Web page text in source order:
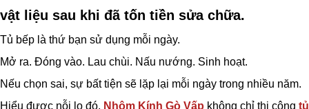
vật liệu sau khi đã tốn tiền sửa chữa.
Tủ bếp là thứ bạn sử dụng mỗi ngày.
Mở ra. Đóng vào. Lau chùi. Nấu nướng. Sinh hoạt.
Nếu chọn sai, sự bất tiện sẽ lặp lại mỗi ngày trong nhiều năm.
Hiểu được nỗi lo đó, Nhôm Kính Gò Vấp không chỉ thi công tủ